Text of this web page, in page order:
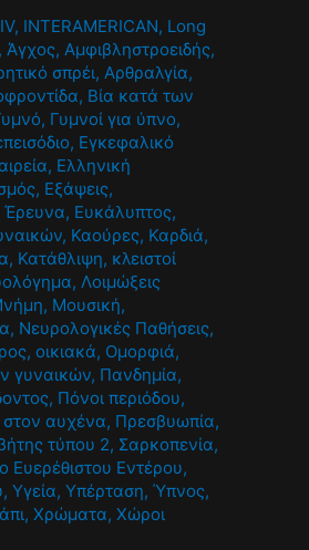
, INTERAMERICAN, Long
,Άγχος,Αμφιβληστροειδής,
σπρέι,Αρθραλγία,
, Βία κατά των
, Γυμνοί για ύπνο,
, Εγκεφαλικό
, Ελληνική
, Εξάψεις,
Έρευνα, Ευκάλυπτος,
, Καούρες, Καρδιά,
, Κατάθλιψη, κλειστοί
,Λοιμώξεις
, Μουσική,
, Νευρολογικές Παθήσεις,
,οικιακά, Ομορφιά,
γυναικών, Πανδημία,
, Πόνοι περιόδου,
αυχένα, Πρεσβυωπία,
τύπου 2, Σαρκοπενία,
Ευερέθιστου Εντέρου,
,Υγεία,Υπέρταση,Ύπνος,
,Χρώματα,Χώροι